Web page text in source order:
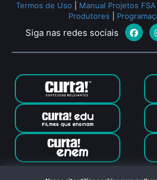
Termos de Uso
Manual Projetos FSA
Produtores
Siga nas redes sociais